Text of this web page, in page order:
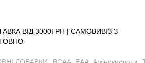
ВІД 3000ГРН | САМОВИВІЗ З